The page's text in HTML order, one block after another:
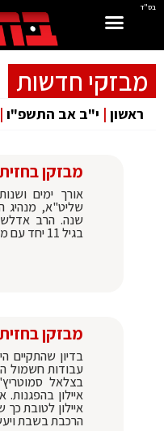
בס"ד
מבזקי חדשות
ראשון | י"ב אב התשפ"ו |
מבזקן בחזית
אורך ימים
שנה. הרב
בגיל 11 יחד עם משפחתו | אלי הירשמן
מבזקן בחזית
בדיון שהתקיים
עבודות חשמול
בצלאל
איילון
איילון לטובת
הרכבת בשבת